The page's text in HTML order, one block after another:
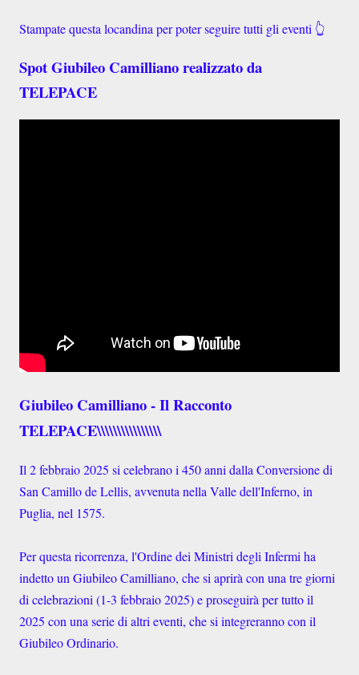
Stampate questa locandina per poter seguire tutti gli eventi 👆
Spot Giubileo Camilliano realizzato da
TELEPACE
Giubileo Camilliano - Il Racconto
TELEPACE\\\\\\\\\\\\\\\\
Il 2 febbraio 2025 si celebrano i 450 anni dalla Conversione di
San Camillo de Lellis, avvenuta nella Valle dell'Inferno, in
Puglia, nel 1575.
Per questa ricorrenza, l'Ordine dei Ministri degli Infermi ha
indetto un Giubileo Camilliano, che si aprirà con una tre giorni
di celebrazioni (1-3 febbraio 2025) e proseguirà per tutto il
2025 con una serie di altri eventi, che si integreranno con il
Giubileo Ordinario.